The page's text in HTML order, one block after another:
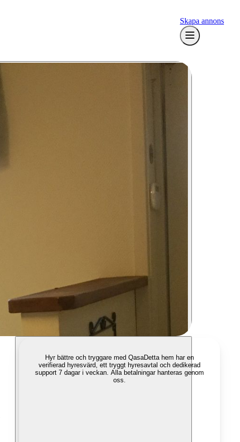
Skapa annons
Hyr bättre och tryggare med QasaDetta hem har en
verifierad hyresvärd, ett tryggt hyresavtal och dedikerad
support 7 dagar i veckan. Alla betalningar hanteras genom
oss.